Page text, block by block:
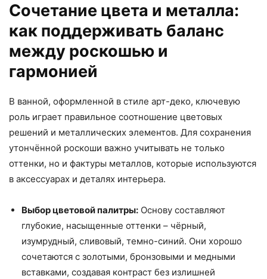
Сочетание цвета и металла:
как поддерживать баланс
между роскошью и
гармонией
В ванной, оформленной в стиле арт-деко, ключевую
роль играет правильное соотношение цветовых
решений и металлических элементов. Для сохранения
утончённой роскоши важно учитывать не только
оттенки, но и фактуры металлов, которые используются
в аксессуарах и деталях интерьера.
Выбор цветовой палитры: Основу составляют
глубокие, насыщенные оттенки – чёрный,
изумрудный, сливовый, темно-синий. Они хорошо
сочетаются с золотыми, бронзовыми и медными
вставками, создавая контраст без излишней